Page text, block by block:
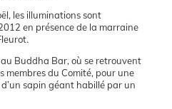
les illuminations sont
en présence de la marraine
Buddha Bar, où se retrouvent
membres du Comité, pour une
sapin géant habillé par un